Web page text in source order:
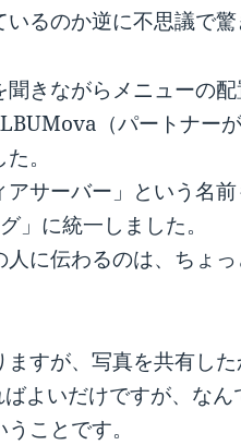
るのか逆に不思議で驚
きながらメニューの
（パートナー
。
サーバー」という名前
」に統一しました。
に伝わるのは、ちょ
すが、写真を共有し
よいだけですが、な
ことです。